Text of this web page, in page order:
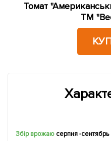
Томат
ТМ
Збір врожаю серпня -сентябрь